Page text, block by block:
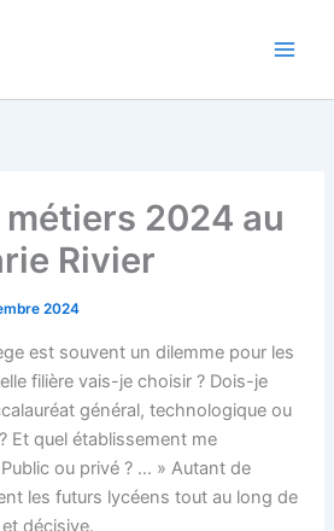
métiers 2024 au
Rivier
2024
est souvent un dilemme pour les
filière vais-je choisir ? Dois-je
général, technologique ou
Et quel établissement me
ou privé ? … » Autant de
les futurs lycéens tout au long de
décisive.